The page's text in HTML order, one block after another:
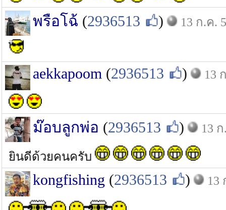
พรือโฉ้ (2936513 ) 13 ก.ค.
aekkapoom (2936513 ) 13
ม๊อบลูกพ่อ (2936513 ) 13
ยินดีด้วยคนครับ
kongfishing (2936513 ) 13